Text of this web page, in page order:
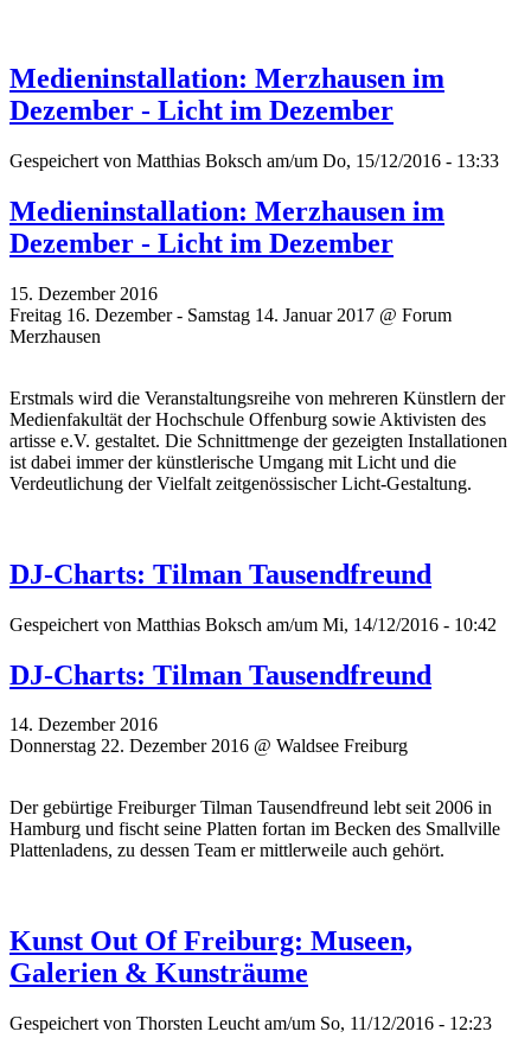
Medieninstallation: Merzhausen im
Dezember - Licht im Dezember
Gespeichert von Matthias Boksch am/um Do, 15/12/2016 - 13:33
Medieninstallation: Merzhausen im
Dezember - Licht im Dezember
15. Dezember 2016
Freitag 16. Dezember - Samstag 14. Januar 2017 @ Forum
Merzhausen
Erstmals wird die Veranstaltungsreihe von mehreren Künstlern der
Medienfakultät der Hochschule Offenburg sowie Aktivisten des
artisse e.V. gestaltet. Die Schnittmenge der gezeigten Installationen
ist dabei immer der künstlerische Umgang mit Licht und die
Verdeutlichung der Vielfalt zeitgenössischer Licht-Gestaltung.
DJ-Charts: Tilman Tausendfreund
Gespeichert von Matthias Boksch am/um Mi, 14/12/2016 - 10:42
DJ-Charts: Tilman Tausendfreund
14. Dezember 2016
Donnerstag 22. Dezember 2016 @ Waldsee Freiburg
Der gebürtige Freiburger Tilman Tausendfreund lebt seit 2006 in
Hamburg und fischt seine Platten fortan im Becken des Smallville
Plattenladens, zu dessen Team er mittlerweile auch gehört.
Kunst Out Of Freiburg: Museen,
Galerien & Kunsträume
Gespeichert von Thorsten Leucht am/um So, 11/12/2016 - 12:23